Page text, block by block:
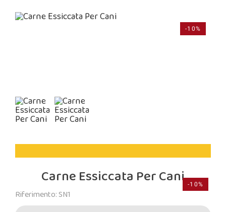
-10%
Carne Essiccata Per Cani
Riferimento: SN1
-10%